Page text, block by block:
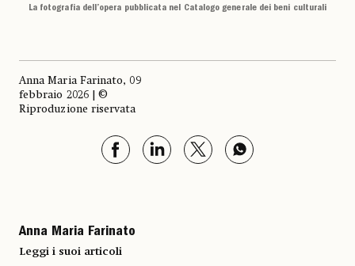
La fotografia dell’opera pubblicata nel Catalogo generale dei beni culturali
Anna Maria Farinato, 09
febbraio 2026 | ©
Riproduzione riservata
Anna Maria Farinato
Leggi i suoi articoli